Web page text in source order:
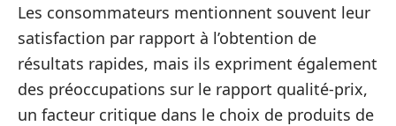
Les consommateurs mentionnent souvent leur
satisfaction par rapport à l’obtention de
résultats rapides, mais ils expriment également
des préoccupations sur le rapport qualité-prix,
un facteur critique dans le choix de produits de